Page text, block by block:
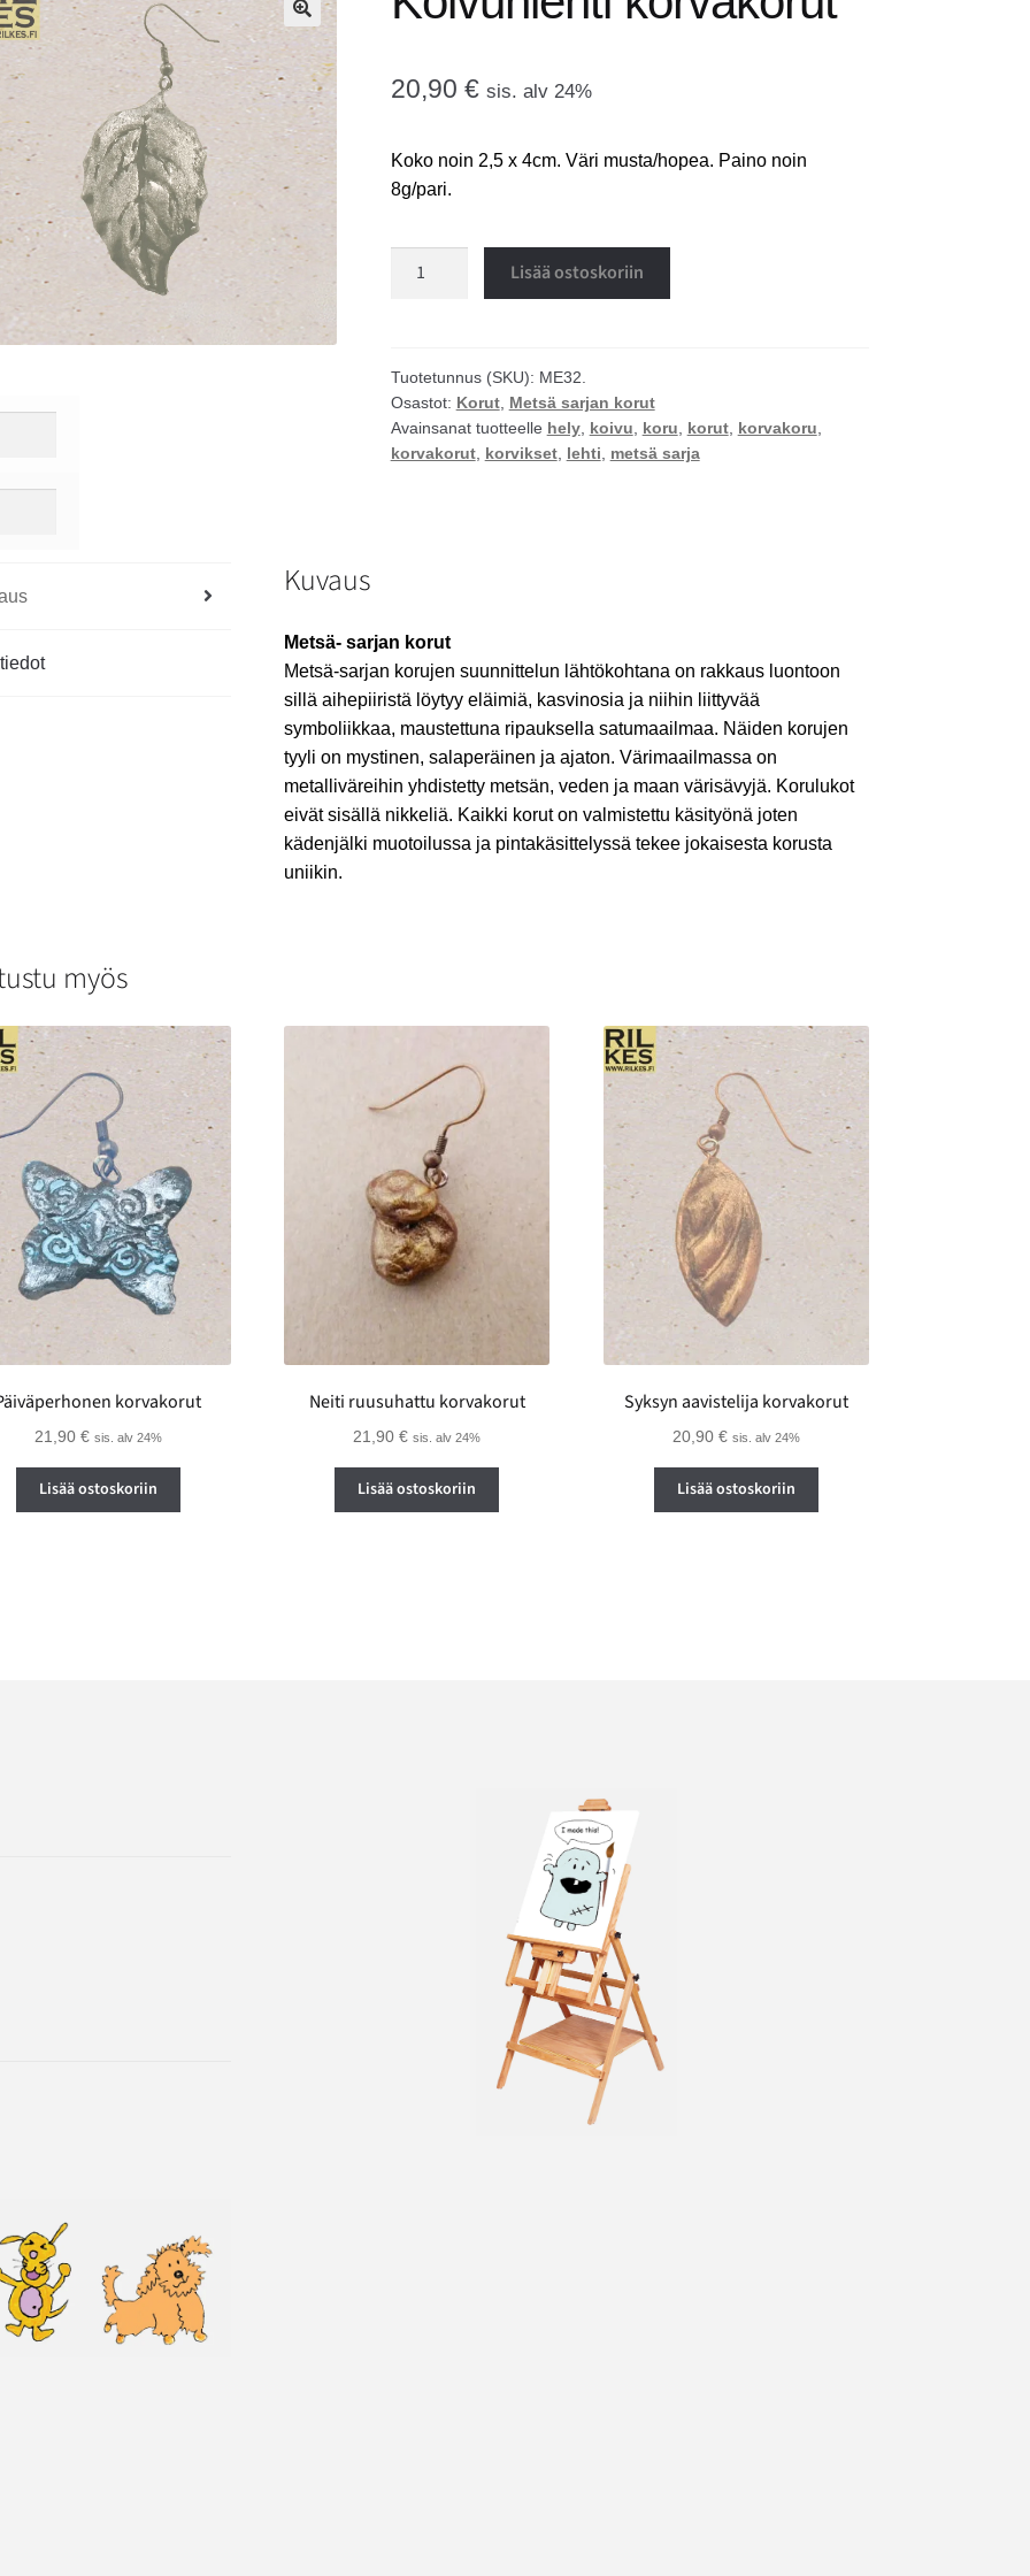
🔍
20,90 € sis. alv 24%
Koko noin 2,5 x 4cm. Väri musta/hopea. Paino noin
8g/pari.
Lisää ostoskoriin
Tuotetunnus (SKU): ME32.
Osastot: Korut, Metsä sarjan korut
Avainsanat tuotteelle hely, koivu koru korut, korvakoru
korvakorut, korvikset, lehti metsä sarja
Kuvaus
Metsä- sarjan korut
Metsä-sarjan korujen suunnittelun lähtökohtana on rakkaus luontoon
sillä aihepiiristä löytyy eläimiä, kasvinosia ja niihin liittyvää
symboliikkaa, maustettuna ripauksella satumaailmaa. Näiden korujen
tyyli on mystinen, salaperäinen ja ajaton. Värimaailmassa on
metalliväreihin yhdistetty metsän, veden ja maan värisävyjä. Korulukot
eivät sisällä nikkeliä. Kaikki korut on valmistettu käsityönä joten
kädenjälki muotoilussa ja pintakäsittelyssä tekee jokaisesta korusta
uniikin.
myös
korvakorut
21,90 € sis. alv 24%
Lisää ostoskoriin
Neiti ruusuhattu korvakorut
21,90€ sis. alv 24%
Lisää ostoskoriin
Syksyn aavistelija korvakorut
20,90 € sis. alv 24%
Lisää ostoskoriin